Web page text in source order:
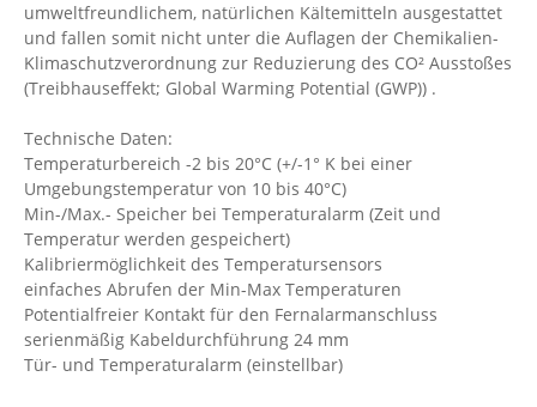
umweltfreundlichem, natürlichen Kältemitteln ausgestattet
und fallen somit nicht unter die Auflagen der Chemikalien-
Klimaschutzverordnung zur Reduzierung des CO² Ausstoßes
(Treibhauseffekt; Global Warming Potential (GWP)) .
Technische Daten:
Temperaturbereich -2 bis 20°C (+/-1° K bei einer
Umgebungstemperatur von 10 bis 40°C)
Min-/Max.- Speicher bei Temperaturalarm (Zeit und
Temperatur werden gespeichert)
Kalibriermöglichkeit des Temperatursensors
einfaches Abrufen der Min-Max Temperaturen
Potentialfreier Kontakt für den Fernalarmanschluss
serienmäßig Kabeldurchführung 24 mm
Tür- und Temperaturalarm (einstellbar)